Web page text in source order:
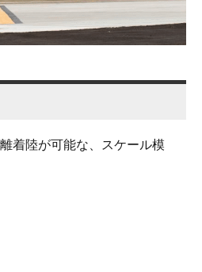
着陸が可能な、スケール模